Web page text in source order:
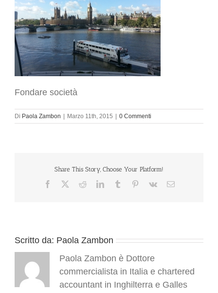
Fondare società
Di Paola Zambon Marzo 11th, 2015 0 Commenti
Share This Story, Choose Your Platform!
Facebook RedditLinkedInTumblr Pinterest
Vk Email
Scritto da: Paola Zambon
Paola Zambon è Dottore
commercialista in Italia e chartered
accountant in Inghilterra e Galles